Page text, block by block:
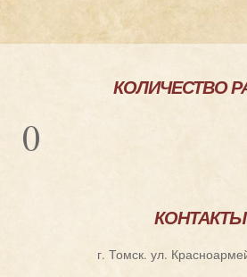
КОЛИЧЕСТВО
0
КОНТАКТЫ
г. Томск. ул.